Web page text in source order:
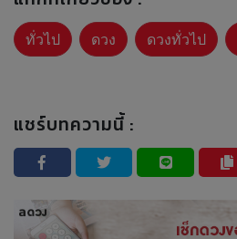
ทั่วไป ดวง ดวงทั่วไป
แชร์บทความนี้ :